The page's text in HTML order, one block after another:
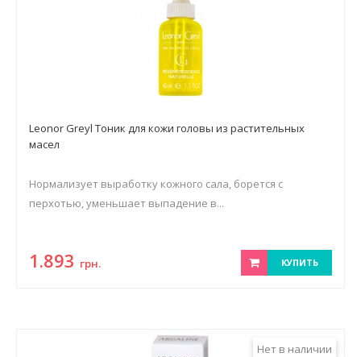
Leonor Greyl Тоник для кожи головы из растительных
масел
Нормализует выработку кожного сала, борется с
перхотью, уменьшает выпадение в...
1.893 грн. КУПИТЬ
Нет в наличии